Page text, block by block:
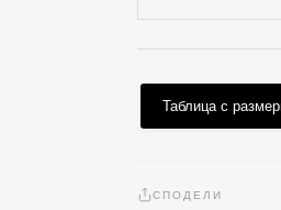
Таблица с
СПОДЕЛИ